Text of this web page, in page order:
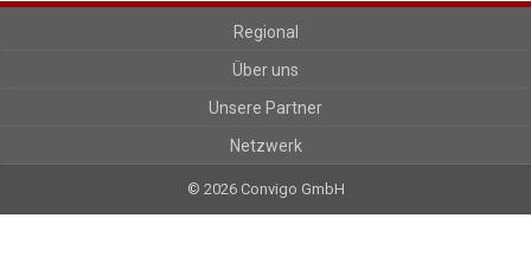
Regional
Über uns
Unsere Partner
Netzwerk
© 2026 Convigo GmbH